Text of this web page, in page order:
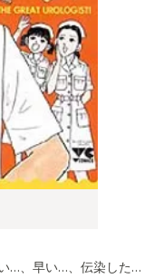
…、早い…、伝染した…